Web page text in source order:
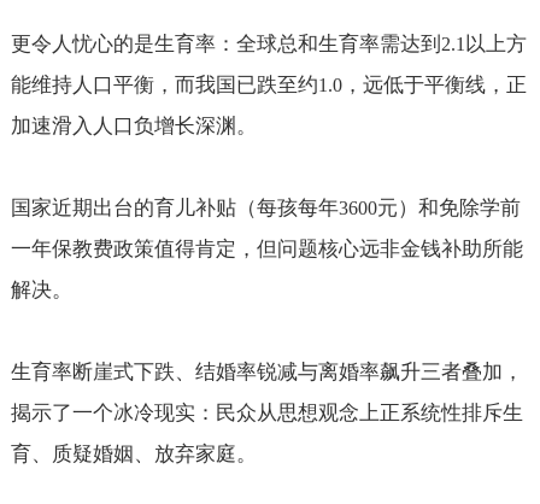
更令人忧心的是生育率：全球总和生育率需达到 2.1 以上方
能维持人口平衡，而我国已跌至约1.0，远低于平衡线，正
加速滑入人口负增长深渊。
国家近期出台的育儿补贴（每孩每年3600元）和免除学前
一年保教费政策值得肯定，但问题核心远非金钱补助所能
解决。
生育率断崖式下跌、结婚率锐减与离婚率飙升三者叠加，
揭示了一个冰冷现实：民众从思想观念上正系统性排斥生
育、质疑婚姻、放弃家庭。